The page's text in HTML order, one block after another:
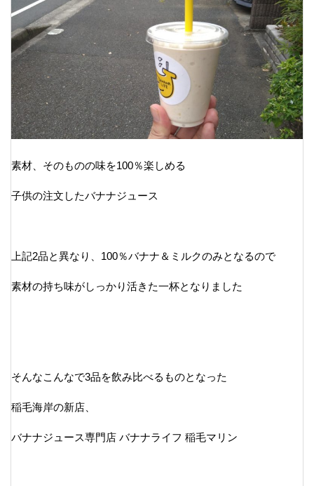
素材、そのものの味を100％楽しめる
子供の注文したバナナジュース
上記2品と異なり、100％バナナ＆ミルクのみとなるので
素材の持ち味がしっかり活きた一杯となりました
そんなこんなで3品を飲み比べるものとなった
稲毛海岸の新店、
バナナジュース専門店 バナナライフ 稲毛マリン